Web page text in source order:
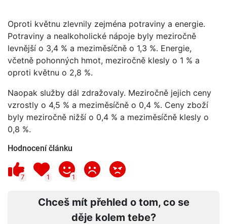
Oproti květnu zlevnily zejména potraviny a energie.
Potraviny a nealkoholické nápoje byly meziročně
levnější o 3,4 % a meziměsíčně o 1,3 %. Energie,
včetně pohonných hmot, meziročně klesly o 1 % a
oproti květnu o 2,8 %.
Naopak služby dál zdražovaly. Meziročně jejich ceny
vzrostly o 4,5 % a meziměsíčně o 0,4 %. Ceny zboží
byly meziročně nižší o 0,4 % a meziměsíčně klesly o
0,8 %.
Hodnocení článku
7 1 1
Chceš mít přehled o tom, co se
děje kolem tebe?